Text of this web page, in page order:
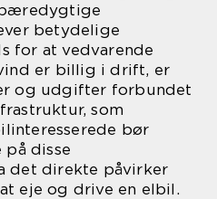
betydelige
for at vedvarende
er billig i drift, er
og udgifter forbundet
som
bør
disse
det direkte påvirker
eje og drive en elbil.